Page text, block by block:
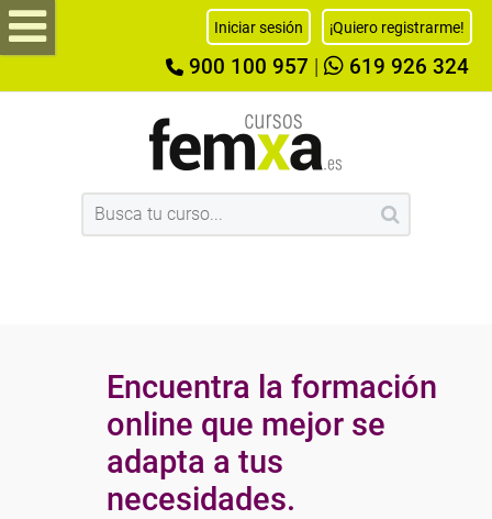
Iniciar sesión ¡Quiero registrarme!
900 100 957 619 926 324
Encuentra la formación
online que mejor se
adapta a tus
necesidades.